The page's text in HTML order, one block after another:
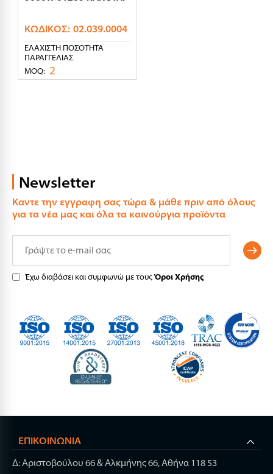
ΚΩΔΙΚΌΣ: 02.039.0004
ΕΛΆΧΙΣΤΗ ΠΟΣΌΤΗΤΑ
ΠΑΡΑΓΓΕΛΊΑΣ
MOQ: 2
Newsletter
Καντε την εγγραφη σας τώρα & μάθε πριν από όλους
για τα νέα μας και όλα τα καινούργια προϊόντα
Έχω διαβάσει και συμφωνώ με τουςΌροι Χρήσης
ΕΠΙΚΟΙΝΩΝΊΑ
Δ: Αριστοβούλου 66 & Αλκμήνης 66, Αθήνα 118 53